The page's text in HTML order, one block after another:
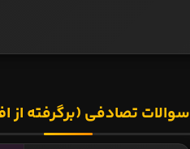
سوالات تصادفی (برگرفته از